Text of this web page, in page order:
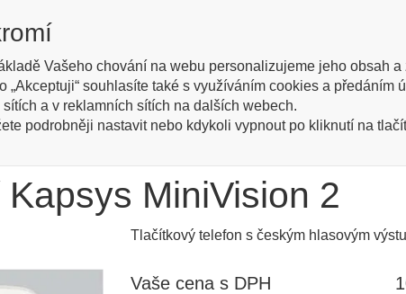
Vašeho chování na webu personalizujeme jeho obsah
„Akceptuji“ souhlasíte také s využíváním cookies a předáním
a v reklamních sítích na dalších webech.
podrobněji nastavit nebo kdykoli vypnout po kliknutí na
Katalog zboží English info
mobilní Kapsys MiniVision 2
MiniVision 2
Tlačítkový telefon s českým hlasovým
Vaše cena s DPH